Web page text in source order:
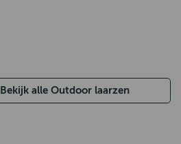
Bekijk alle Outdoor laarzen